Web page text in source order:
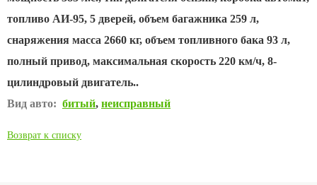
топливо АИ-95, 5 дверей, объем багажника 259 л,
снаряжения масса 2660 кг, объем топливного бака 93 л,
полный привод, максимальная скорость 220 км/ч, 8-
цилиндровый двигатель..
Вид авто: битый, неисправный
Возврат к списку